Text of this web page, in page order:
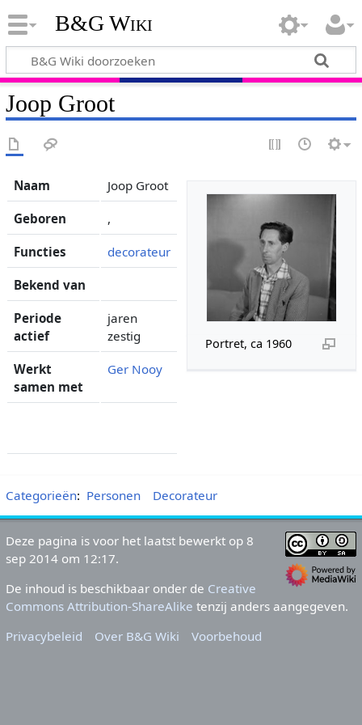
B&G Wiki
Joop Groot
Portret, ca 1960
Naam Joop Groot
Geboren ,
Functies decorateur
Bekend van
Periode
actief
jaren
zestig
Werkt
samen met
Ger Nooy
Categorieën: Personen Decorateur
Deze pagina is voor het laatst bewerkt op 8
sep 2014 om 12:17.
De inhoud is beschikbaar onder de Creative
Commons Attribution-ShareAlike tenzij anders aangegeven.
Privacybeleid
Over B&G Wiki Voorbehoud